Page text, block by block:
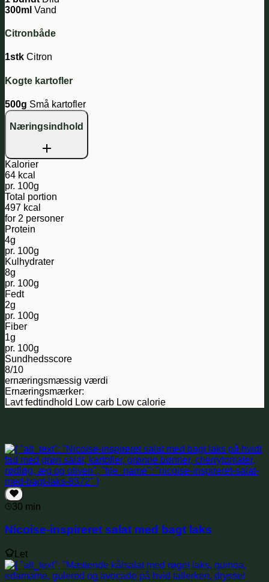
300ml Vand
Citronbåde
1stk Citron
Kogte kartofler
500g Små kartofler
Næringsindhold
Kalorier
64 kcal
pr. 100g
Total portion
497 kcal
for 2 personer
Protein
4g
pr. 100g
Kulhydrater
8g
pr. 100g
Fedt
2g
pr. 100g
Fiber
1g
pr. 100g
Sundhedsscore
8/10
ernæringsmæssig værdi
Ernæringsmærker:
Lavt fedtindhold Low carb Low calorie
30 min
Nicoise-inspireret salat med bagt laks
Let